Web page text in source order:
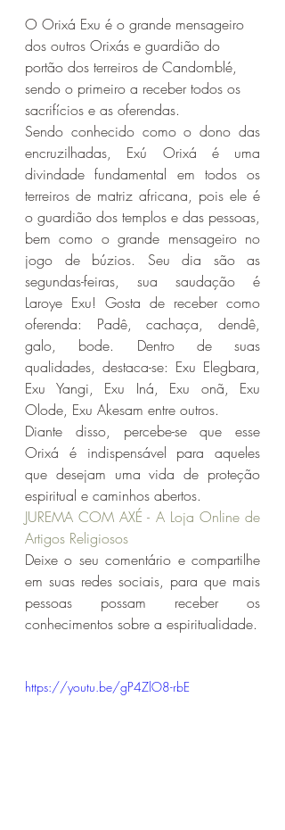
O Orixá Exu é o grande mensageiro
dos outros Orixás e guardião do
portão dos terreiros de Candomblé,
sendo o primeiro a receber todos os
sacrifícios e as oferendas.
Sendo conhecido como o dono das
encruzilhadas, Exú Orixá é uma
divindade fundamental em todos os
terreiros de matriz africana, pois ele é
o guardião dos templos e das pessoas,
bem como o grande mensageiro no
jogo de búzios. Seu dia são as
segundas-feiras, sua saudação é
Laroye Exu! Gosta de receber como
oferenda: Padê, cachaça, dendê,
galo, bode. Dentro de suas
qualidades, destaca-se: Exu Elegbara,
Exu Yangi, Exu Iná, Exu onã, Exu
Olode, Exu Akesam entre outros.
Diante disso, percebe-se que esse
Orixá é indispensável para aqueles
que desejam uma vida de proteção
espiritual e caminhos abertos.
JUREMA COM AXÉ - A Loja Online de
Artigos Religiosos
Deixe o seu comentário e compartilhe
em suas redes sociais, para que mais
pessoas possam receber os
conhecimentos sobre a espiritualidade.
https://youtu.be/gP4ZlO8-rbE